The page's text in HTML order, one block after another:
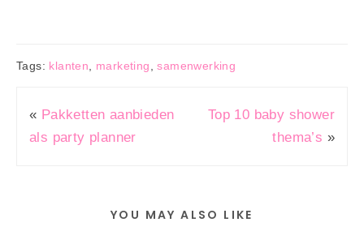
Tags: klanten marketing ,samenwerking
« Pakketten aanbieden
als party planner
Top 10 baby shower
thema’s »
YOU MAY ALSO LIKE